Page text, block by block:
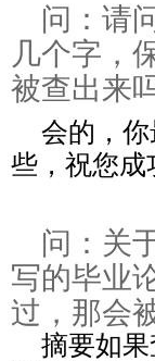
问：请
几个字，
被查出来
会的，
些，祝您成
问：关
写的毕业
过，那会
摘要如